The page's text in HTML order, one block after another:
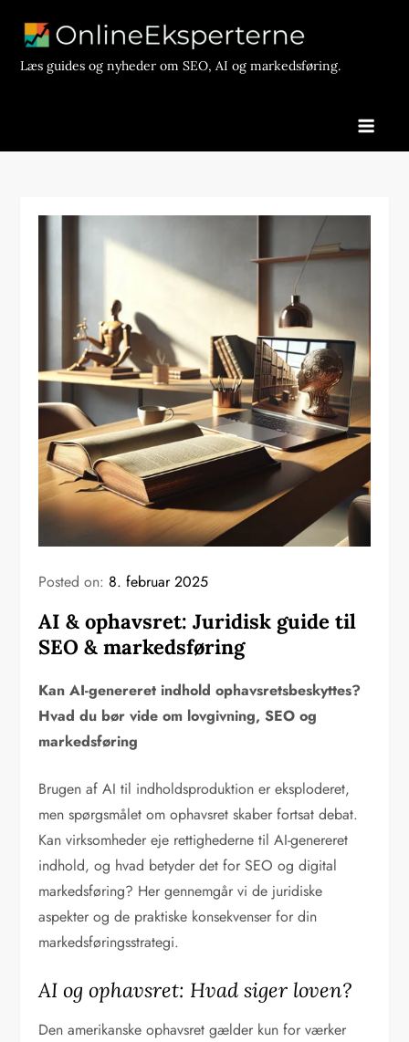
contentLæs guides og nyheder om SEO, AI og markedsføring.
Posted on: 8. februar 2025
AI & ophavsret: Juridisk guide til
SEO & markedsføring
Kan AI-genereret indhold ophavsretsbeskyttes?
Hvad du bør vide om lovgivning, SEO og
markedsføring
Brugen af AI til indholdsproduktion er eksploderet,
men spørgsmålet om ophavsret skaber fortsat debat.
Kan virksomheder eje rettighederne til AI-genereret
indhold, og hvad betyder det for SEO og digital
markedsføring? Her gennemgår vi de juridiske
aspekter og de praktiske konsekvenser for din
markedsføringsstrategi.
AI og ophavsret: Hvad siger loven?
Den amerikanske ophavsret gælder kun for værker